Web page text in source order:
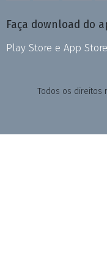
Faça download do
Play Store e App Store
Todos os direitos